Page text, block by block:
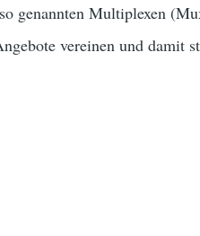
genannten Multiplexen
vereinen und damit